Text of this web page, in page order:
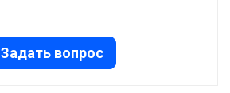
Задать вопрос